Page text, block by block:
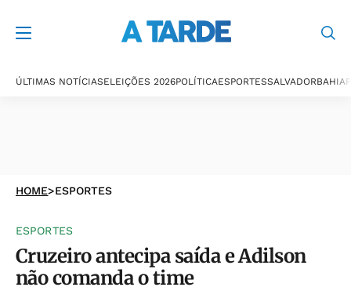
ÚLTIMAS NOTÍCIASELEIÇÕES 2026POLÍTICAESPORTESSALVADORBAHIA
HOME>ESPORTES
ESPORTES
Cruzeiro antecipa saída e Adilson
não comanda o time